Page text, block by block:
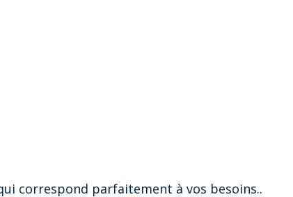
correspond parfaitement à vos besoins..